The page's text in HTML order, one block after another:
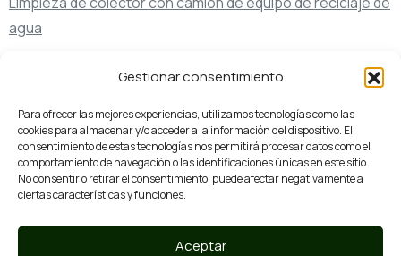
Gestionar consentimiento
Para ofrecer las mejores experiencias, utilizamos tecnologías como las
cookies para almacenar y/o acceder a la información del dispositivo. El
consentimiento de estas tecnologías nos permitirá procesar datos como el
comportamiento de navegación o las identificaciones únicas en este sitio.
No consentir o retirar el consentimiento, puede afectar negativamente a
ciertas características y funciones.
Aceptar
agua
Inspección de tuberías TV
Transporte de agua potable
Transporte de residuos
Servicios de limpieza y desatascos especiales